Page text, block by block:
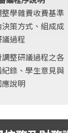
學雜費收費基準
策方式、組成成
過程
整研議過程之各
錄、學生意見與
說明